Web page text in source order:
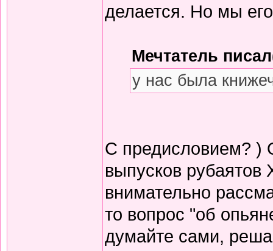
делается. Но мы
Мечтатель
у нас была
С предисловием? )
выпусков рубаятов
внимательно
то вопрос "об
думайте сами,